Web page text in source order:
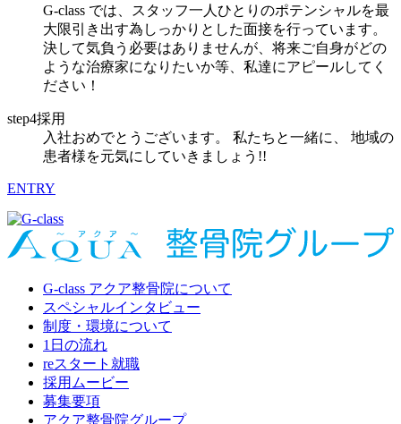
G-class では、スタッフ一人ひとりのポテンシャルを最
大限引き出す為しっかりとした面接を行っています。
決して気負う必要はありませんが、将来ご自身がどの
ような治療家になりたいか等、私達にアピールしてく
ださい！
step4採用
入社おめでとうございます。 私たちと一緒に、 地域の
患者様を元気にしていきましょう!!
ENTRY
G-class アクア整骨院について
スペシャルインタビュー
制度・環境について
1日の流れ
reスタート就職
採用ムービー
募集要項
アクア整骨院グループ